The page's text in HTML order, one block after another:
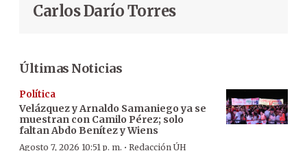
Carlos Darío Torres
Últimas Noticias
Política
Velázquez y Arnaldo Samaniego ya se
muestran con Camilo Pérez; solo
faltan Abdo Benítez y Wiens
Agosto 7, 2026 10:51 p. m. Redacción ÚH